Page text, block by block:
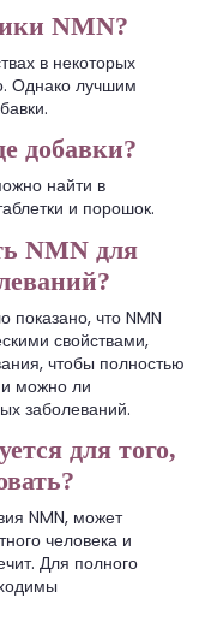
NMN?
в некоторых
Однако лучшим
добавки?
найти в
и порошок.
NMN для
показано, что NMN
свойствами,
чтобы полностью
и можно ли
заболеваний.
для того,
NMN, может
человека и
Для полного